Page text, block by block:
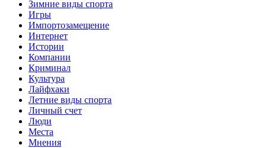
Зимние виды спорта
Игры
Импортозамещение
Интернет
Истории
Компании
Криминал
Культура
Лайфхаки
Летние виды спорта
Личный счет
Люди
Места
Мнения